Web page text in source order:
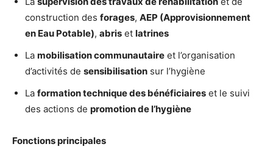
construction des forages, AEP (Approvisionnement
en Eau Potable), abris et latrines
La mobilisation communautaire et l’organisation
d’activités de sensibilisation sur l’hygiène
La formation technique des bénéficiaires et le suivi
des actions de promotion de l’hygiène
Fonctions principales